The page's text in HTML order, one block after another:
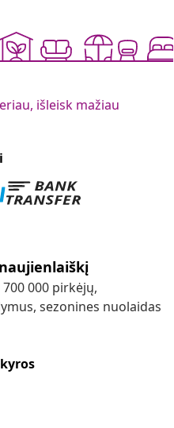
išleisk mažiau
000 pirkėjų,
sezonines nuolaidas